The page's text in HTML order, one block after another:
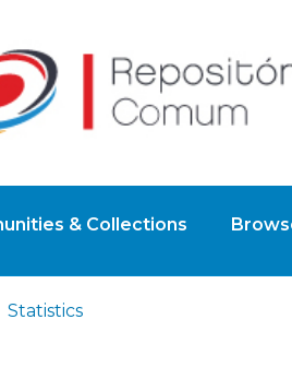
& Collections
Statistics